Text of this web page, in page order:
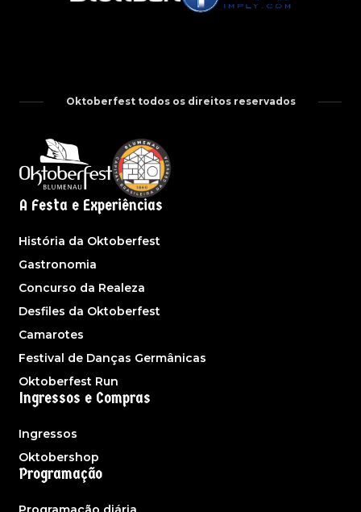
Oktoberfest todos os direitos reservados
A Festa e Experiências
História da Oktoberfest
Gastronomia
Concurso da Realeza
Desfiles da Oktoberfest
Camarotes
Festival de Danças Germânicas
Oktoberfest Run
Ingressos e Compras
Ingressos
Oktobershop
Programação